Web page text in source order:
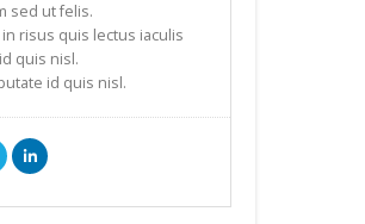
sed ut felis.
risus quis lectus iaculis
quis nisl.
id quis nisl.